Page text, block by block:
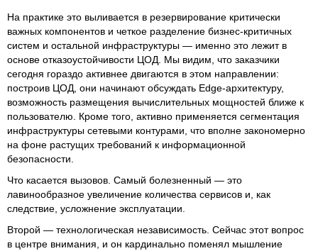
На практике это выливается в резервирование критически
важных компонентов и четкое разделение бизнес-критичных
систем и остальной инфраструктуры — именно это лежит в
основе отказоустойчивости ЦОД. Мы видим, что заказчики
сегодня гораздо активнее двигаются в этом направлении:
построив ЦОД, они начинают обсуждать Edge-архитектуру,
возможность размещения вычислительных мощностей ближе к
пользователю. Кроме того, активно применяется сегментация
инфраструктуры сетевыми контурами, что вполне закономерно
на фоне растущих требований к информационной
безопасности.
Что касается вызовов. Самый болезненный — это
лавинообразное увеличение количества сервисов и, как
следствие, усложнение эксплуатации.
Второй — технологическая независимость. Сейчас этот вопрос
в центре внимания, и он кардинально поменял мышление